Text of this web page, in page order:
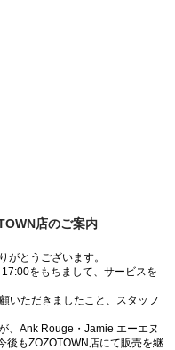
店のご案内
がとうございます。
をもちまして、サービスを
いただきましたこと、スタッフ
、Ank Rouge・Jamie エーエヌ
後もZOZOTOWN店にて販売を継